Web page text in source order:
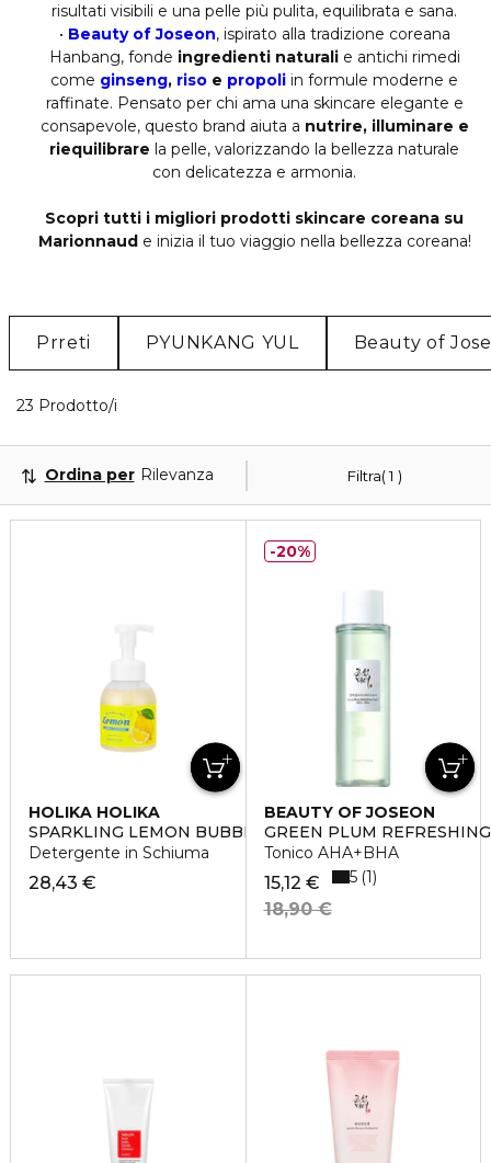
risultati visibili e una pelle più pulita, equilibrata e sana.
• Beauty of Joseon, ispirato alla tradizione coreana
Hanbang, fonde ingredienti naturalie antichi rimedi
come ginseng, riso e propoli in formule moderne e
raffinate. Pensato per chi ama una skincare elegante e
consapevole, questo brand aiuta a nutrire, illuminare e
riequilibrare la pelle, valorizzando la bellezza naturale
con delicatezza e armonia.
Scopri tutti i migliori prodotti skincare coreana su
Marionnaud e inizia il tuo viaggio nella bellezza coreana!
Prreti PYUNKANG YUL Beauty of
23 Prodotto/i
Filtra 1
Ordina per Rilevanza
HOLIKA HOLIKA
SPARKLING LEMON BUBBLE CLEANSER
Detergente in Schiuma
28,43 €
BEAUTY OF JOSEON
GREEN PLUM
Tonico AHA+BHA
15,12 €
18,90 €
5 1
20%